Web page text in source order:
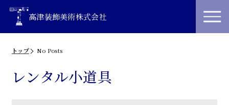
高津装飾美術株式会社
トップ No Posts
レンタル小道具